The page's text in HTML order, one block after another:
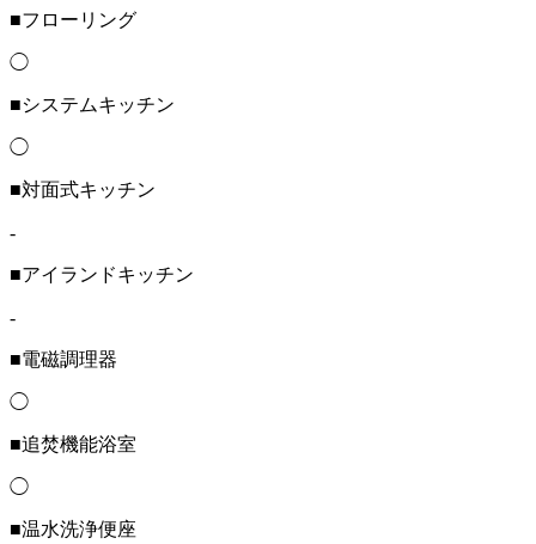
■フローリング
◯
■システムキッチン
◯
■対面式キッチン
-
■アイランドキッチン
-
■電磁調理器
◯
■追焚機能浴室
◯
■温水洗浄便座